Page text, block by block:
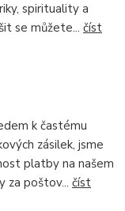
spirituality a
se můžete... číst
k častému
zásilek, jsme
platby na našem
za poštov... číst